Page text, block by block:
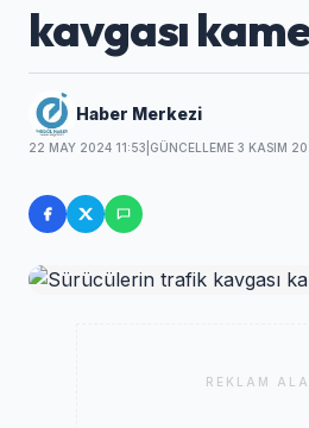
kavgası
Haber Merkezi
22 MAY 2024 11:53 GÜNCELLEME 3 KASIM
REKLAM